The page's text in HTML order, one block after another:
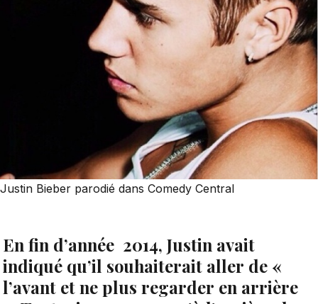
Justin Bieber parodié dans Comedy Central
En fin d’année 2014, Justin avait
indiqué qu’il souhaiterait aller de «
l’avant et ne plus regarder en arrière